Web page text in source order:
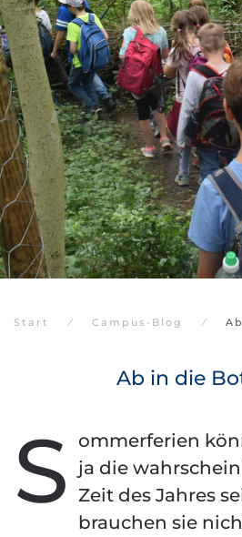
Start Campus-Blog
Ab in die
S ommerferien
ja die
Zeit des Jahres
brauchen sie